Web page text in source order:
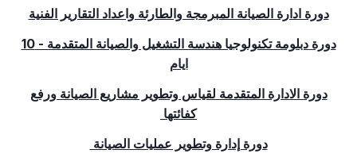
دورة ادارة الصيانة المبرمجة والطارئة واعداد التقارير الفنية
دورة دبلومة تكنولوجيا هندسة التشغيل والصيانة المتقدمة - 10
ايام
دورة الادارة المتقدمة لقياس وتطوير مشاريع الصيانة ورفع
كفائتها
دورة إدارة وتطوير عمليات الصيانة